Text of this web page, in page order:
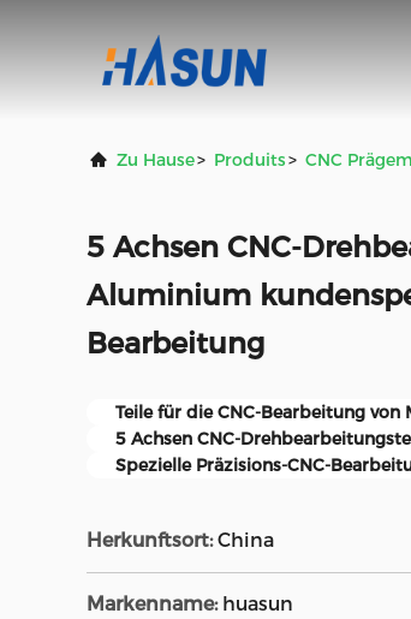
Zu Hause> Produits> CNC
5 Achsen CNC-
Aluminium
Bearbeitung
Teile für die CNC-Bearbeitung
5 Achsen CNC-
Spezielle Präzisions-CNC-
Herkunftsort: China
Markenname: huasun